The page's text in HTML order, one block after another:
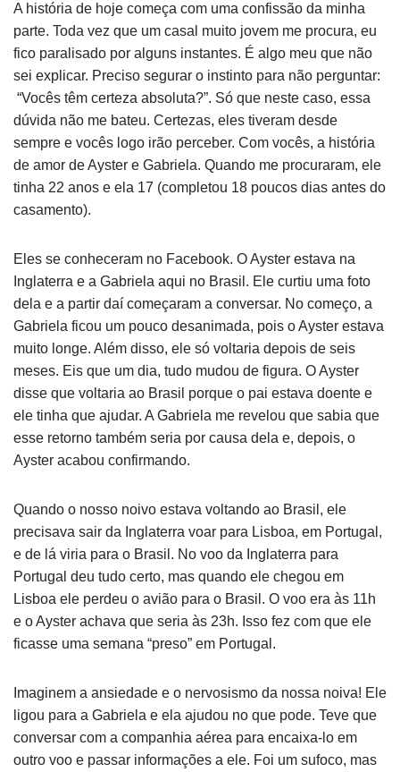
A história de hoje começa com uma confissão da minha
parte. Toda vez que um casal muito jovem me procura, eu
fico paralisado por alguns instantes. É algo meu que não
sei explicar. Preciso segurar o instinto para não perguntar:
“Vocês têm certeza absoluta?”. Só que neste caso, essa
dúvida não me bateu. Certezas, eles tiveram desde
sempre e vocês logo irão perceber. Com vocês, a história
de amor de Ayster e Gabriela. Quando me procuraram, ele
tinha 22 anos e ela 17 (completou 18 poucos dias antes do
casamento).
Eles se conheceram no Facebook. O Ayster estava na
Inglaterra e a Gabriela aqui no Brasil. Ele curtiu uma foto
dela e a partir daí começaram a conversar. No começo, a
Gabriela ficou um pouco desanimada, pois o Ayster estava
muito longe. Além disso, ele só voltaria depois de seis
meses. Eis que um dia, tudo mudou de figura. O Ayster
disse que voltaria ao Brasil porque o pai estava doente e
ele tinha que ajudar. A Gabriela me revelou que sabia que
esse retorno também seria por causa dela e, depois, o
Ayster acabou confirmando.
Quando o nosso noivo estava voltando ao Brasil, ele
precisava sair da Inglaterra voar para Lisboa, em Portugal,
e de lá viria para o Brasil. No voo da Inglaterra para
Portugal deu tudo certo, mas quando ele chegou em
Lisboa ele perdeu o avião para o Brasil. O voo era às 11h
e o Ayster achava que seria às 23h. Isso fez com que ele
ficasse uma semana “preso” em Portugal.
Imaginem a ansiedade e o nervosismo da nossa noiva! Ele
ligou para a Gabriela e ela ajudou no que pode. Teve que
conversar com a companhia aérea para encaixa-lo em
outro voo e passar informações a ele. Foi um sufoco, mas